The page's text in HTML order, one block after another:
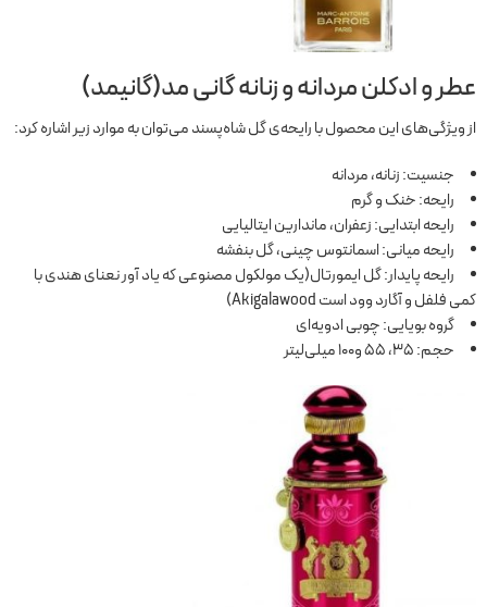
عطر و ادکلن مردانه و زنانه گانی مد(گانیمد)
از ویژگی‌های این محصول با رایحه‌ی گل شاه‌پسند می‌توان به موارد زیر اشاره کرد:
جنسیت: زنانه، مردانه
رایحه: خنک و گرم
رایحه ابتدایی: زعفران، ماندارین ایتالیایی
رایحه میانی: اسمانتوس چینی، گل بنفشه
رایحه پایدار: گل ایمورتال(یک مولکول مصنوعی که یاد آور نعنای هندی با
کمی فلفل و آگارد وود است Akigalawood)
گروه بویایی: چوبی ادویه‌ای
حجم: 35، 55 و100 میلی‌لیتر